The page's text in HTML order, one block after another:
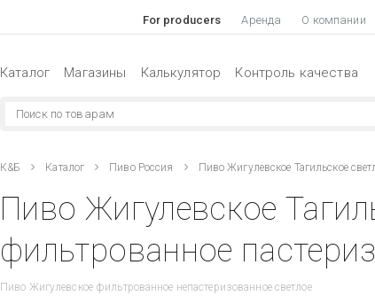
For producers Аренда О компании
Каталог Магазины Калькулятор Контроль качества
К&Б Каталог Пиво Россия Пиво Жигулевское Тагильское
Пиво Жигулевское
фильтрованное
Пиво Жигулевское фильтрованное непастеризованное светлое